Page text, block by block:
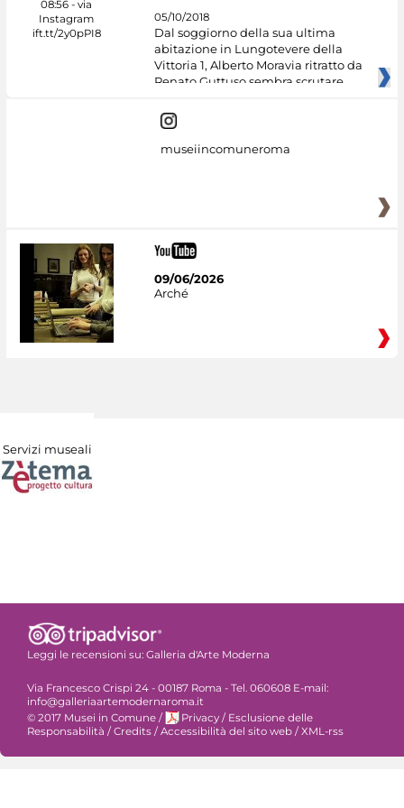
05/10/2018
Dal soggiorno della sua ultima
abitazione in Lungotevere della
Vittoria 1, Alberto Moravia ritratto da
Renato Guttuso sembra scrutare
museiincomuneroma
09/06/2026
Arché
Servizi museali
Leggi le recensioni su: Galleria d'Arte Moderna
Via Francesco Crispi 24 - 00187 Roma - Tel. 060608 E-mail:
info@galleriaartemodernaroma.it
© 2017 Musei in Comune / Privacy / Esclusione delle
Responsabilità / Credits / Accessibilità del sito web / XML-rss